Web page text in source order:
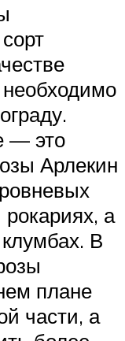
необходимо
— это
Арлекин
рокариях, а
В
плане
части, а